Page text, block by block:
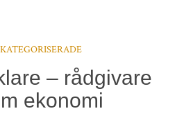
– rådgivare
ekonomi